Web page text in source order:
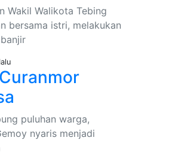
Wakil Walikota Tebing
bersama istri, melakukan
puluhan warga,
nyaris menjadi